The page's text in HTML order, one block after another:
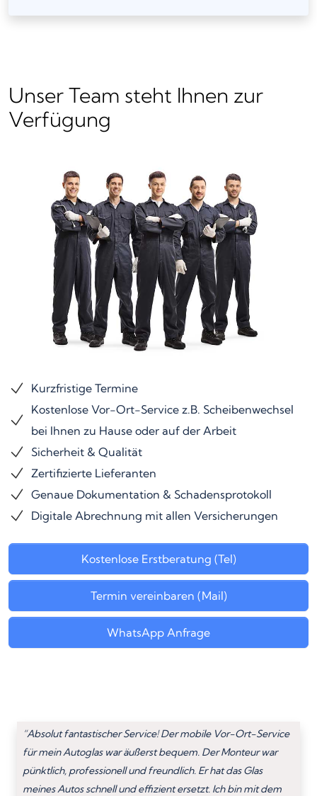
Unser Team steht Ihnen zur
Verfügung
Kurzfristige Termine
Kostenlose Vor-Ort-Service z.B. Scheibenwechsel
bei Ihnen zu Hause oder auf der Arbeit
Sicherheit & Qualität
Zertifizierte Lieferanten
Genaue Dokumentation & Schadensprotokoll
Digitale Abrechnung mit allen Versicherungen
Kostenlose Erstberatung (Tel)
Termin vereinbaren (Mail)
WhatsApp Anfrage
“Absolut fantastischer Service! Der mobile Vor-Ort-Service
für mein Autoglas war äußerst bequem. Der Monteur war
pünktlich, professionell und freundlich. Er hat das Glas
meines Autos schnell und effizient ersetzt. Ich bin mit dem